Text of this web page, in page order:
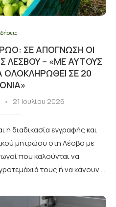
ΣΕ ΑΠΌΓΝΩΣΗ ΟΙ
ΛΈΣΒΟΥ – «ΜΕ ΑΥΤΟΎΣ
ΣΕ 20
21 Ιουλίου 2026
η διαδικασία εγγραφής και
μητρώου στη Λέσβο με
που καλούνται να
τους ή να κάνουν …